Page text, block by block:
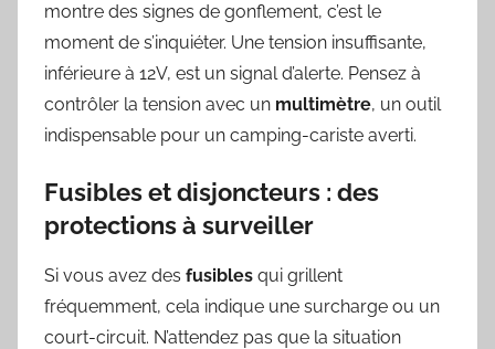
montre des signes de gonflement, c’est le
moment de s’inquiéter. Une tension insuffisante,
inférieure à 12V, est un signal d’alerte. Pensez à
contrôler la tension avec un multimètre, un outil
indispensable pour un camping-cariste averti.
Fusibles et disjoncteurs : des
protections à surveiller
Si vous avez des fusibles qui grillent
fréquemment, cela indique une surcharge ou un
court-circuit. N’attendez pas que la situation